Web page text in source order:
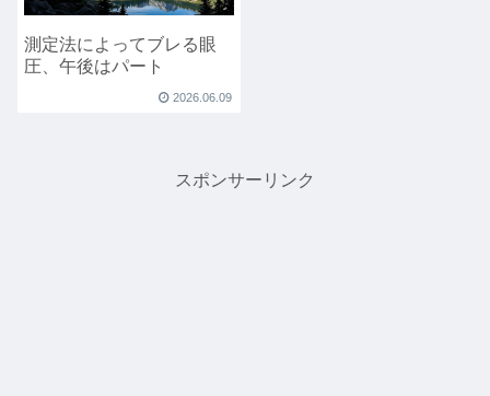
測定法によってブレる眼
圧、午後はパート
2026.06.09
スポンサーリンク